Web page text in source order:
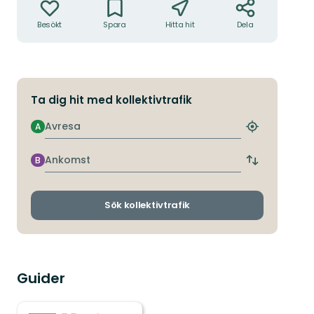
Besökt Spara Hitta hit Dela
Ta dig hit med kollektivtrafik
Avresa
A
Hitta
hållplats
Ankomst
B
Byt
och
Sök kollektivtrafik
Guider